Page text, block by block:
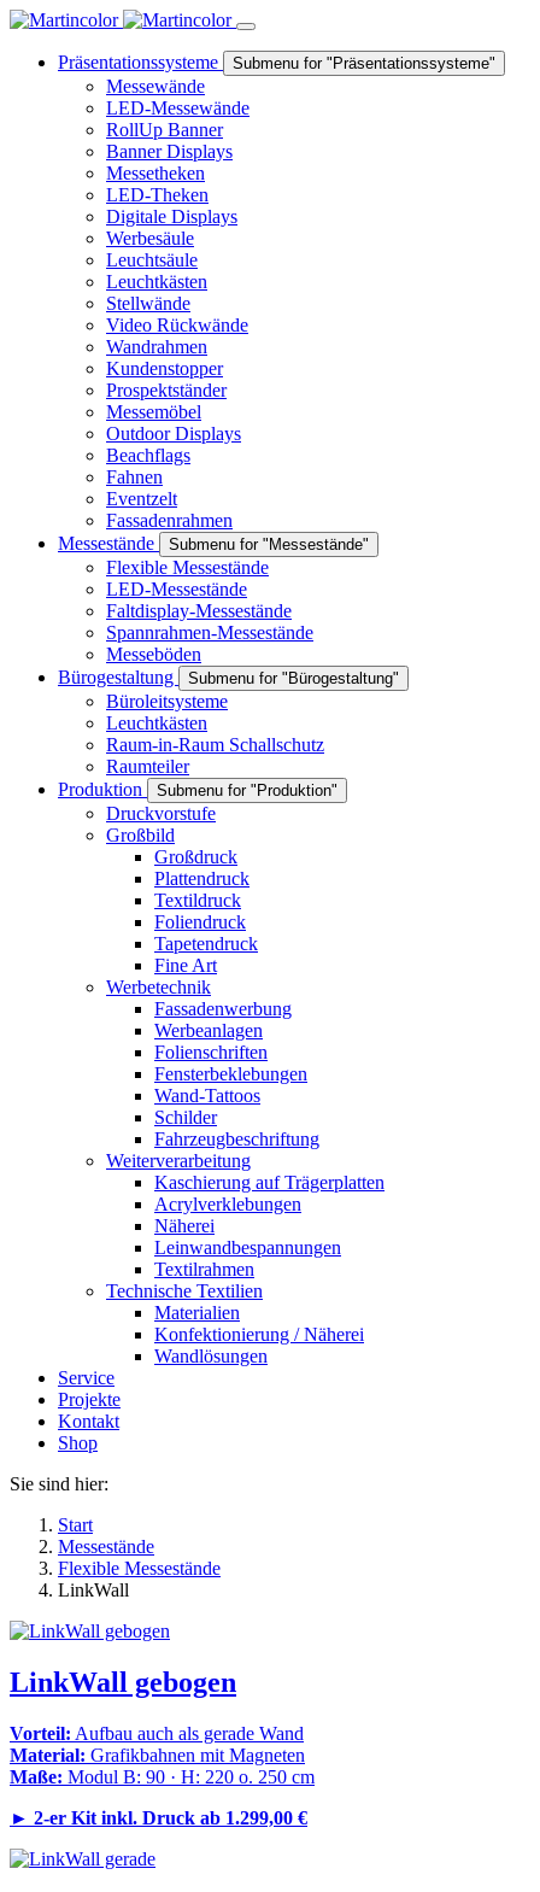
Präsentationssysteme Submenu for "Präsentationssysteme"
Messewände
LED-Messewände
RollUp Banner
Banner Displays
Messetheken
LED-Theken
Digitale Displays
Werbesäule
Leuchtsäule
Leuchtkästen
Stellwände
Video Rückwände
Wandrahmen
Kundenstopper
Prospektständer
Messemöbel
Outdoor Displays
Beachflags
Fahnen
Eventzelt
Fassadenrahmen
Messestände
Submenu for "Messestände"
Flexible Messestände
LED-Messestände
Faltdisplay-Messestände
Spannrahmen-Messestände
Messeböden
Bürogestaltung
Submenu for "Bürogestaltung"
Büroleitsysteme
Leuchtkästen
Raum-in-Raum Schallschutz
Raumteiler
Produktion
Submenu for "Produktion"
Druckvorstufe
Großbild
Großdruck
Plattendruck
Textildruck
Foliendruck
Tapetendruck
Fine Art
Werbetechnik
Fassadenwerbung
Werbeanlagen
Folienschriften
Fensterbeklebungen
Wand-Tattoos
Schilder
Fahrzeugbeschriftung
Weiterverarbeitung
Kaschierung auf Trägerplatten
Acrylverklebungen
Näherei
Leinwandbespannungen
Textilrahmen
Technische Textilien
Materialien
Konfektionierung / Näherei
Wandlösungen
Service
Projekte
Kontakt
Shop
Sie sind hier:
Start
Messestände
Flexible Messestände
LinkWall
LinkWall gebogen
Vorteil: Aufbau auch als gerade Wand
Material: Grafikbahnen mit Magneten
Maße: Modul B: 90 · H: 220 o. 250 cm
► 2-er Kit inkl. Druck ab 1.299,00 €